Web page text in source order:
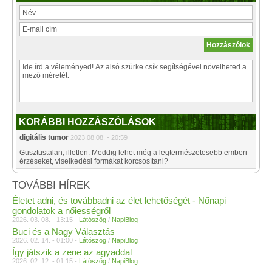
KORÁBBI HOZZÁSZÓLÁSOK
digitális tumor 2023.08.08. - 20:59
Gusztustalan, illetlen. Meddig lehet még a legtermészetesebb emberi
érzéseket, viselkedési formákat korcsosítani?
TOVÁBBI HÍREK
Életet adni, és továbbadni az élet lehetőségét - Nőnapi
gondolatok a nőiességről
2026. 03. 08. - 13:15 - Látószög / NapiBlog
Buci és a Nagy Választás
2026. 02. 14. - 01:00 - Látószög / NapiBlog
Így játszik a zene az agyaddal
2026. 02. 12. - 01:15 - Látószög / NapiBlog